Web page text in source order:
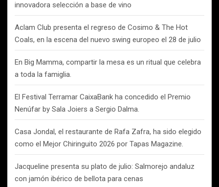
innovadora selección a base de vino
Aclam Club presenta el regreso de Cosimo & The Hot
Coals, en la escena del nuevo swing europeo el 28 de julio
En Big Mamma, compartir la mesa es un ritual que celebra
a toda la famiglia.
El Festival Terramar CaixaBank ha concedido el Premio
Nenúfar by Sala Joiers a Sergio Dalma.
Casa Jondal, el restaurante de Rafa Zafra, ha sido elegido
como el Mejor Chiringuito 2026 por Tapas Magazine.
Jacqueline presenta su plato de julio: Salmorejo andaluz
con jamón ibérico de bellota para cenas